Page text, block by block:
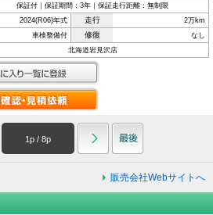
保証付｜保証期間：3年｜保証走行距離：無制限
2024(R06)年式 走行 2万km
車検整備付 修復 なし
北海道岩見沢店
1p / 8p
販売会社Webサイトへ